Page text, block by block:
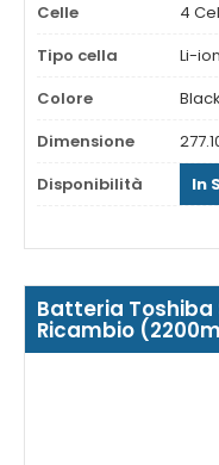
Celle
4
Tipo cella
Li-ion
Colore
Black
Dimensione
Disponibilità
In
Batteria Toshiba
Ricambio